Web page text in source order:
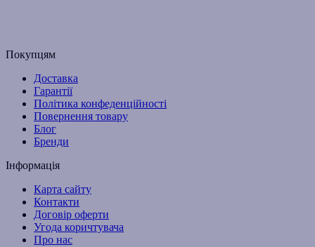
Покупцям
Доставка
Гарантії
Політика конфеденційності
Повернення товару
Блог
Бренди
Інформація
Карта сайту
Контакти
Договір оферти
Угода коричтувача
Про нас